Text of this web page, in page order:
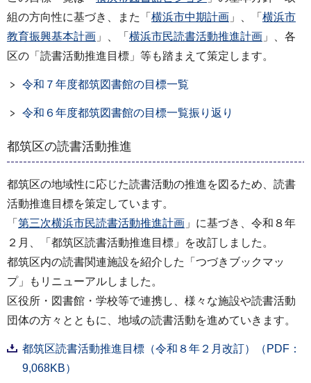
組の方向性に基づき、また「 横浜市中期計画 」、「 横浜市
教育振興基本計画 」、「 横浜市民読書活動推進計画 」、各
区の「読書活動推進目標」等も踏まえて策定します。
令和７年度都筑図書館の目標一覧
令和６年度都筑図書館の目標一覧振り返り
都筑区の読書活動推進
都筑区の地域性に応じた読書活動の推進を図るため、読書
活動推進目標を策定しています。
「 第三次横浜市民読書活動推進計画 」に基づき、令和８年
２月、「都筑区読書活動推進目標」を改訂しました。
都筑区内の読書関連施設を紹介した「つづきブックマッ
プ」もリニューアルしました。
区役所・図書館・学校等で連携し、様々な施設や読書活動
団体の方々とともに、地域の読書活動を進めていきます。
都筑区読書活動推進目標（令和８年２月改訂）（PDF：
9,068KB）